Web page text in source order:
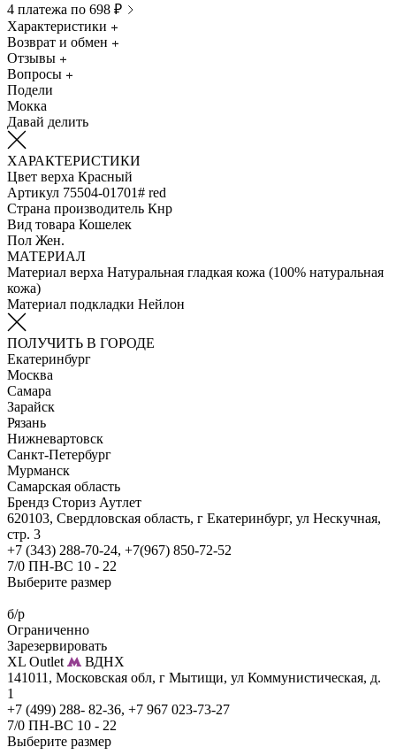
4 платежа по 698 ₽
Характеристики
Возврат и обмен
Отзывы
Вопросы
Подели
Мокка
Давай делить
ХАРАКТЕРИСТИКИ
Цвет верха Красный
Артикул 75504-01701# red
Страна производитель Кнр
Вид товара Кошелек
Пол Жен.
МАТЕРИАЛ
Материал верха Натуральная гладкая кожа (100% натуральная
кожа)
Материал подкладки Нейлон
ПОЛУЧИТЬ В ГОРОДЕ
Екатеринбург
Москва
Самара
Зарайск
Рязань
Нижневартовск
Санкт-Петербург
Мурманск
Самарская область
Брендз Сториз Аутлет
620103, Свердловская область, г Екатеринбург, ул Нескучная,
стр. 3
+7 (343) 288-70-24, +7(967) 850-72-52
7/0 ПН-ВС 10 - 22
Выберите размер
б/р
Ограниченно
Зарезервировать
XL Outlet
ВДНХ
141011, Московская обл, г Мытищи, ул Коммунистическая, д.
1
+7 (499) 288- 82-36, +7 967 023-73-27
7/0 ПН-ВС 10 - 22
Выберите размер